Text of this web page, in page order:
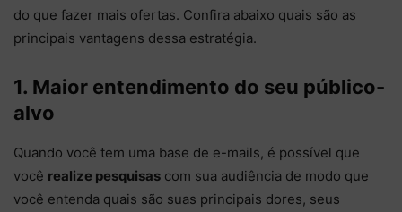
do que fazer mais ofertas. Confira abaixo quais são as
principais vantagens dessa estratégia.
1. Maior entendimento do seu público-
alvo
Quando você tem uma base de e-mails, é possível que
você realize pesquisas com sua audiência de modo que
você entenda quais são suas principais dores, seus